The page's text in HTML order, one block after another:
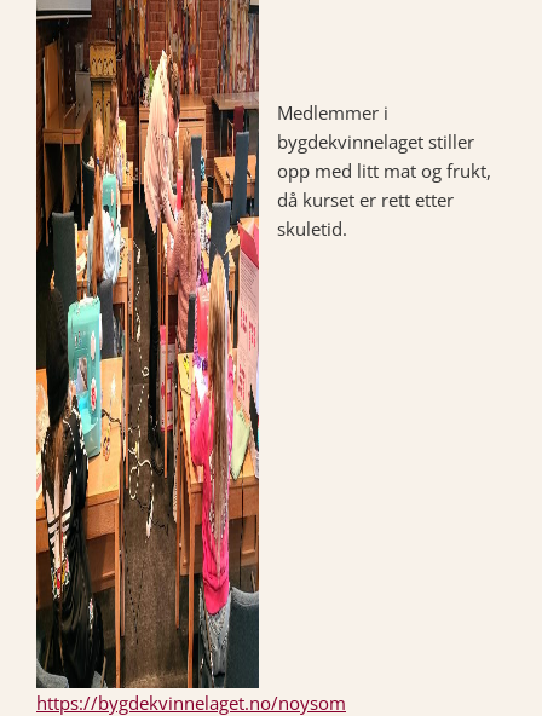
Medlemmer i
bygdekvinnelaget stiller
opp med litt mat og frukt,
då kurset er rett etter
skuletid.
https://bygdekvinnelaget.no/noysom